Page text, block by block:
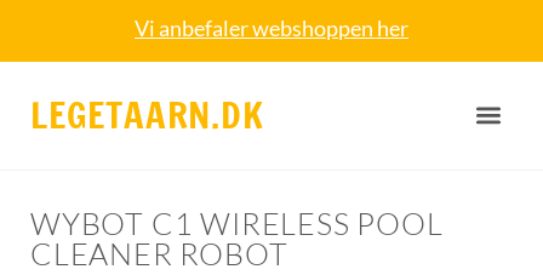
Vi anbefaler webshoppen her
LEGETAARN.DK
WYBOT C1 WIRELESS POOL
CLEANER ROBOT